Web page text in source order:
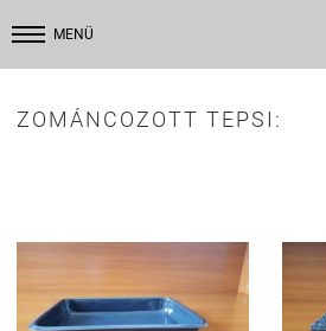
MENÜ
ZOMÁNCOZOTT TEPSI: